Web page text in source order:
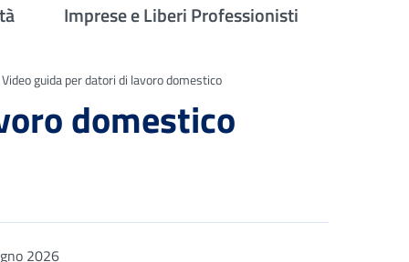
Imprese e Liberi Professionisti
Video guida per datori di lavoro domestico
domestico
2026